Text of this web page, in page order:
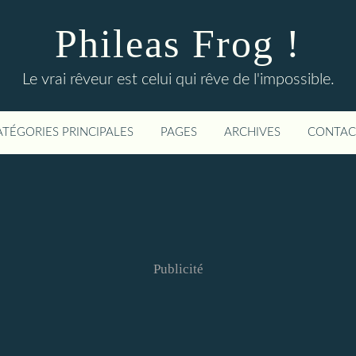
Phileas Frog !
Le vrai rêveur est celui qui rêve de l'impossible.
PRINCIPALES PAGES ARCHIVES
Publicité